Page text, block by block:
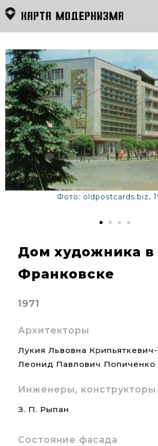
Фото: oldpostcards.biz,
Дом художника в
Франковске
1971
Архитекторы
Лукия Львовна
Леонид Павлович Попиченко
Инженеры, конструкторы
З. П. Рыпан
Состояние фасада